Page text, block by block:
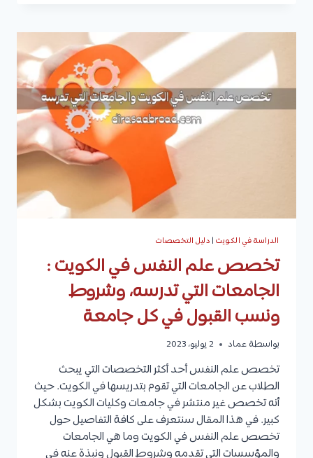
الكويت
حسب
الجامعات
الموجودة
في
الكويت
والرسوم
الدراسة في الكويت| دليل التخصصات
تخصص علم النفس في الكويت :
الجامعات التي تدرسه، وشروط
ونسب القبول في كل جامعة
بواسطة عماد 2 يوليو، 2023
تخصص علم النفس أحد أكثر التخصصات التي يبحث
الطلاب عن الجامعات التي تقوم بتدريسها في الكويت. حيث
أنه تخصص غير منتشر في جامعات وكليات الكويت بشكل
كبير. في هذا المقال سنتعرف على كافة التفاصيل حول
تخصص علم النفس في الكويت وما هي الجامعات
والمؤسسات التي تقدمه وشروط القبول ونبذة عنه في